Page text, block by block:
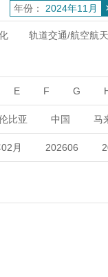
年份： 2024年11月
轨道交通/航空航天
E F G
比亚 中国 马
日本 荷兰
伯 韩国 智利
月 202606
年11月 2026年